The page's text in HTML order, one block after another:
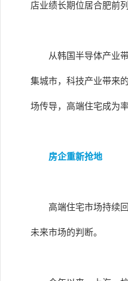
店业绩长期位居合肥前列
从韩国半导体产业
集城市，科技产业带来
场传导，高端住宅成为
房企重新抢地
高端住宅市场持续
未来市场的判断。